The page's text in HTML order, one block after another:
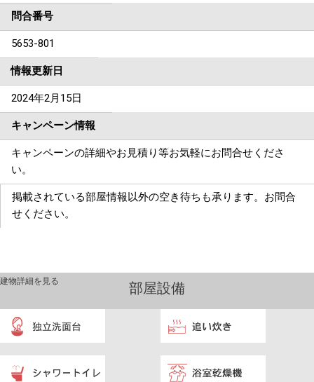
問合番号
5653-801
情報更新日
2024年2月15日
キャンペーン情報
キャンペーンの詳細やお見積り等お気軽にお問合せくださ
い。
掲載されている部屋情報以外の空き待ちも承ります。お問合
せください。
部屋設備
建物詳細を見る